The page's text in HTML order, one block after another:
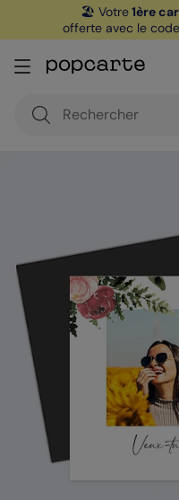
🏖️ Votre1ère
offerte avec le code